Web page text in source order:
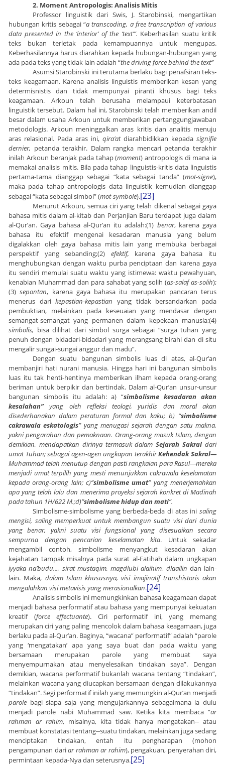
2. Moment Antropologis: Analisis Mitis
Professor linguistik dari Swis, J. Starobinski, mengartikan
hubungan kritis sebagai “a transcoding, a free transcription of various
data presented in the ‘interior’ of the ‘text’”. Keberhasilan suatu kritik
teks bukan terletak pada kemampuannya untuk mengupas.
Keberhasilannya harus diarahkan kepada hubungan-hubungan yang
ada pada teks yang tidak lain adalah “the driving force behind the text”
Asumsi Starobinski ini terutama berlaku bagi penafsiran teks-
teks keagamaan. Karena analisis linguistis memberikan kesan yang
determisnistis dan tidak mempunyai piranti khusus bagi teks
keagamaan. Arkoun telah berusaha melampaui keterbatasan
linguistik tersebut. Dalam hal ini, Starobinski telah memberikan andil
besar dalam usaha Arkoun untuk memberikan pertanggungjawaban
metodologis. Arkoun meninggalkan aras kritis dan analitis menuju
aras relasional. Pada aras ini, qira’atdiarahbidikkan kepada signifie
dernier, petanda terakhir. Dalam rangka mencari petanda terakhir
inilah Arkoun beranjak pada tahap (moment) antropologis di mana ia
memakai analisis mitis. Bila pada tahap linguistis-kritis data linguistis
pertama-tama dianggap sebagai “kata sebagai tanda” (mot-signe),
maka pada tahap antropologis data linguistik kemudian dianggap
sebagai “kata sebagai simbol” (mot-symbole).[23]
Menurut Arkoun, semua ciri yang telah dikenal sebagai gaya
bahasa mitis dalam al-kitab dan Perjanjian Baru terdapat juga dalam
al-Qur’an. Gaya bahasa al-Qur’an itu adalah:(1) benar, karena gaya
bahasa itu efektif mengenai kesadaran manusia yang belum
digalakkan oleh gaya bahasa mitis lain yang membuka berbagai
perspektif yang sebanding;(2) efektif, karena gaya bahasa itu
menghubungkan dengan waktu purba penciptaan dan karena gaya
itu sendiri memulai suatu waktu yang istimewa: waktu pewahyuan,
kenabian Muhammad dan para sahabat yang solih (as-salaf as-solih);
(3)sepontan, karena gaya bahasa itu merupakan pancaran terus
menerus darikepastian-kepastian yang tidak bersandarkan pada
pembuktian, melainkan pada keseuaian yang mendasar dengan
semangat-semangat yang permanen dalam kepekaan manusia;(4)
simbolis, bisa dilihat dari simbol surga sebagai “surga tuhan yang
penuh dengan bidadari-bidadari yang merangsang birahi dan di situ
mengalir sungai-sungai anggur dan madu”.
Dengan suatu bangunan simbolis luas di atas, al-Qur’an
membanjiri hati nurani manusia. Hingga hari ini bangunan simbolis
luas itu tak henti-hentinya memberikan ilham kepada orang-orang
beriman untuk berpikir dan bertindak. Dalam al-Qur’an unsur-unsur
bangunan simbolis itu adalah: a) “simbolisme kesadaran akan
kesalahan”yang oleh refleksi teologi, yuridis dan moral akan
disederhanakan dalam peraturan formal dan kaku; b) “simbolisme
cakrawala eskatologis” yang menugasi sejarah dengan satu makna,
yakni pengarahan dan pemaknaan. Orang-orang masuk Islam, dengan
demikian, mendapatkan dirinya termasuk dalamSejarah Sakraldari
umat Tuhan; sebagai agen-agen ungkapan terakhirKehendak Sakral—
Muhammad telah menutup dengan pasti rangkaian para Rasul—mereka
menjadi umat terpilih yang mesti menunjukkan cakrawala keselamatan
kepada orang-orang lain; c)”simbolisme umat” yang menerjemahkan
apa yang telah lalu dan menerima proyeksi sejarah konkret di Madinah
pada tahun 1H/622 M.;d)”simbolisme hidup dan mati”.
Simbolisme-simbolisme yang berbeda-beda di atas ini saling
mengisi, saling memperkuat untuk membangun suatu visi dari dunia
yang benar, yakni suatu visi fungsional yang disesuaikan secara
sempurna dengan pencarian keselamatan kita. Untuk sekadar
mengambil contoh, simbolisme menyangkut kesadaran akan
kejahatan tampak misalnya pada surat al-Fatihah dalam ungkapan
iyyaka na’budu..., sirat mustaqim, magdlubi alaihim, dlaallin dan lain-
lain. Maka, dalam Islam khususnya, visi imajinatif transhistoris akan
mengalahkan visi metavisis yang merasionalkan.[24]
Analisis simbolis ini memungkinkan bahasa keagamaan dapat
menjadi bahasa performatif atau bahasa yang mempunyai kekuatan
kreatif (force effectuante). Ciri performatif ini, yang memang
merupakan ciri yang paling mencolok dalam bahasa keagamaan, juga
berlaku pada al-Qur’an. Baginya, “wacana” performatif” adalah “parole
yang ‘mengatakan’ apa yang saya buat dan pada waktu yang
bersamaan merupakan parole yang membuat saya
menyempurnakan atau menyelesaikan tindakan saya”. Dengan
demikian, wacana performatif bukanlah wacana tentang “tindakan”,
melainkan wacana yang diucapkan bersamaan dengan dilakukannya
“tindakan”. Segi performatif inilah yang memungkin al-Qur’an menjadi
parole bagi siapa saja yang mengujarkannya sebagaimana ia dulu
menjadi parole nabi Muhammad saw. Ketika kita membaca “ar
rahman ar rahim, misalnya, kita tidak hanya mengatakan-- atau
membuat konstatasi tentang--suatu tindakan, melainkan juga sedang
menciptakan tindakan, entah itu pengharapan (mohon
pengampunan dariar rahman ar rahim), pengakuan, penyerahan diri,
permintaan kepada-Nya dan seterusnya.[25]